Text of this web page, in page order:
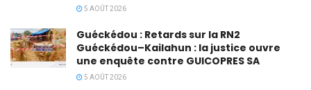
5 AOÛT 2026
Guéckédou : Retards sur la RN2
Guéckédou–Kailahun : la justice ouvre
une enquête contre GUICOPRES SA
5 AOÛT 2026